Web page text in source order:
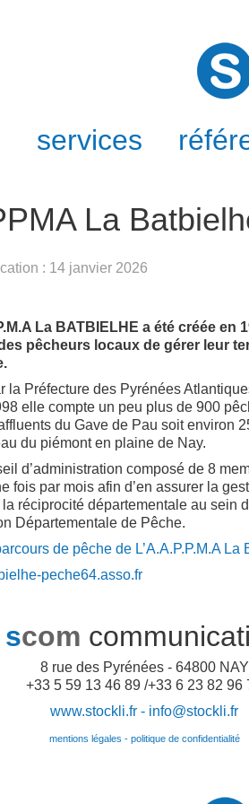
services
La
: 14 janvier 2026
La BATBIELHE a été créée en
pêcheurs locaux de gérer leur
la Préfecture des Pyrénées
elle compte un peu plus de 900
du Gave de Pau soit environ
du piémont en plaine de Nay.
d’administration composé de 8
fois par mois afin d’en assurer la
réciprocité départementale au sein
Départementale de Pêche.
de pêche de L’A.A.P.P.M.A La
peche64.asso.fr
scom
8 rue des Pyrénées - 64800 NAY
+33 5 59 13 46 89 /+33 6 23 82 96
www.stockli.fr - info@stockli.fr
mentions légales - politique de confidentialité